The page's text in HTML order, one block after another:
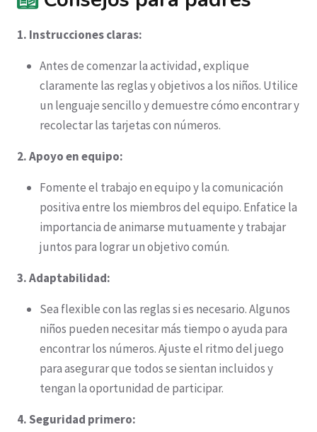
1. Instrucciones claras:
Antes de comenzar la actividad, explique
claramente las reglas y objetivos a los niños. Utilice
un lenguaje sencillo y demuestre cómo encontrar y
recolectar las tarjetas con números.
2. Apoyo en equipo:
Fomente el trabajo en equipo y la comunicación
positiva entre los miembros del equipo. Enfatice la
importancia de animarse mutuamente y trabajar
juntos para lograr un objetivo común.
3. Adaptabilidad:
Sea flexible con las reglas si es necesario. Algunos
niños pueden necesitar más tiempo o ayuda para
encontrar los números. Ajuste el ritmo del juego
para asegurar que todos se sientan incluidos y
tengan la oportunidad de participar.
4. Seguridad primero: